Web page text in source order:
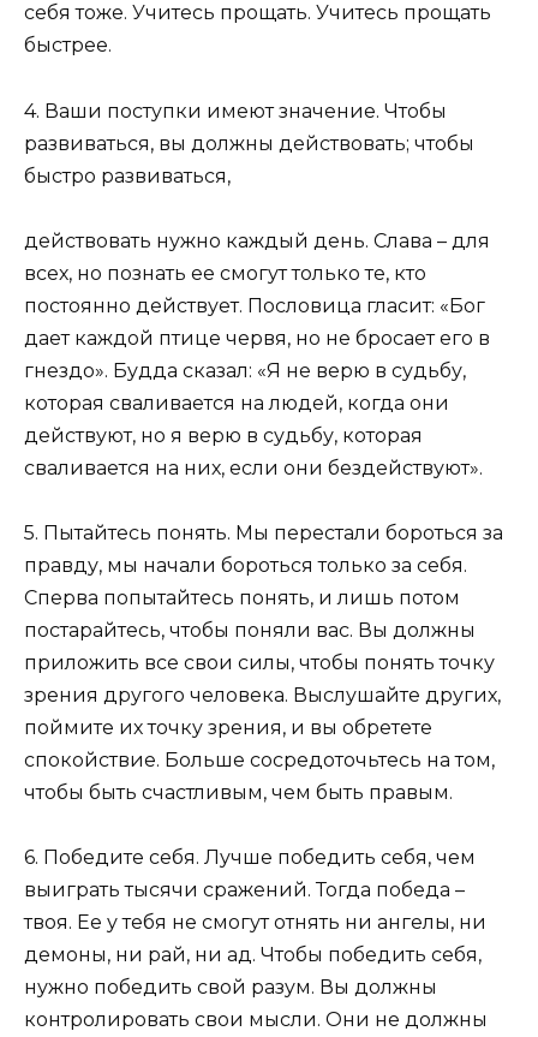
себя тоже. Учитесь прощать. Учитесь прощать
быстрее.
4. Ваши поступки имеют значение. Чтобы
развиваться, вы должны действовать; чтобы
быстро развиваться,
действовать нужно каждый день. Слава – для
всех, но познать ее смогут только те, кто
постоянно действует. Пословица гласит: «Бог
дает каждой птице червя, но не бросает его в
гнездо». Будда сказал: «Я не верю в судьбу,
которая сваливается на людей, когда они
действуют, но я верю в судьбу, которая
сваливается на них, если они бездействуют».
5. Пытайтесь понять. Мы перестали бороться за
правду, мы начали бороться только за себя.
Сперва попытайтесь понять, и лишь потом
постарайтесь, чтобы поняли вас. Вы должны
приложить все свои силы, чтобы понять точку
зрения другого человека. Выслушайте других,
поймите их точку зрения, и вы обретете
спокойствие. Больше сосредоточьтесь на том,
чтобы быть счастливым, чем быть правым.
6. Победите себя. Лучше победить себя, чем
выиграть тысячи сражений. Тогда победа –
твоя. Ее у тебя не смогут отнять ни ангелы, ни
демоны, ни рай, ни ад. Чтобы победить себя,
нужно победить свой разум. Вы должны
контролировать свои мысли. Они не должны